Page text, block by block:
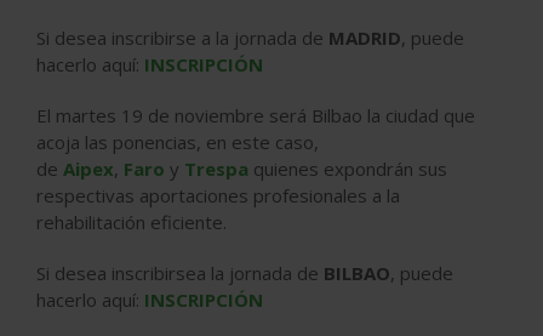
Si desea inscribirse a la jornada de MADRID, puede
hacerlo aquí: INSCRIPCIÓN
El martes 19 de noviembre será Bilbao la ciudad que
acoja las ponencias, en este caso,
de Aipex, Faro y Trespa quienes expondrán sus
respectivas aportaciones profesionales a la
rehabilitación eficiente.
Si desea inscribirsea la jornada de BILBAO, puede
hacerlo aquí: INSCRIPCIÓN